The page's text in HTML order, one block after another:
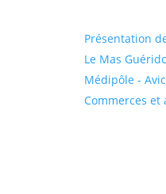
Présentation
Le Mas
Médipôle -
Commerces